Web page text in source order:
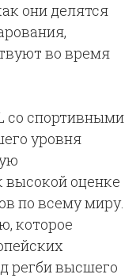
они делятся
во время
со спортивными
уровня
оценке
по всему миру.
которое
регби высшего